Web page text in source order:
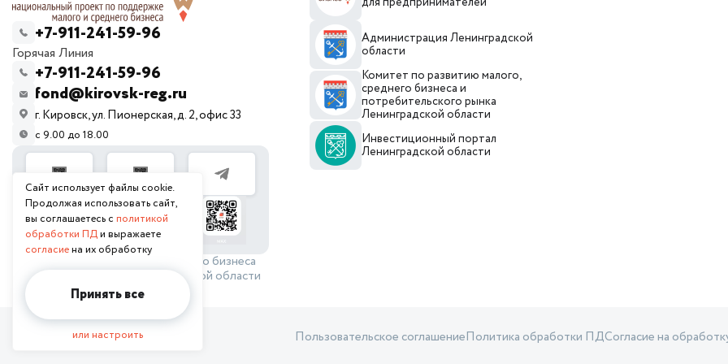
+7-911-241-59-96
Горячая Линия
+7-911-241-59-96
fond@kirovsk-reg.ru
г. Кировск, ул. Пионерская, д. 2, офис 33
с 9.00 до 18.00
© 2026 Фонд поддержки малого бизнеса
Кировского района Ленинградской области
Администрация Ленинградской
области
Комитет по развитию малого,
среднего бизнеса и
потребительского рынка
Ленинградской области
Инвестиционный портал
Ленинградской области
Пользовательское соглашениеПолитика обработки ПДСогласие на
Сайт использует файлы cookie.
Продолжая использовать сайт,
вы соглашаетесь с политикой
обработки ПДи выражаете
согласиена их обработку
Принять все
или настроить